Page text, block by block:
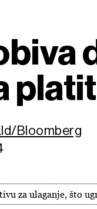
Bloomberg
za ulaganje, što